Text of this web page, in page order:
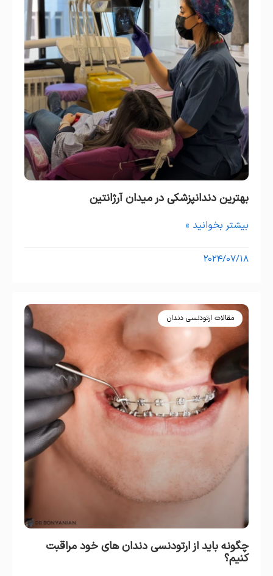
بهترین دندانپزشکی در میدان آرژانتین
بیشتر بخوانید »
۲۰۲۴/۰۷/۱۸
مقالات ارتودنسی دندان
چگونه باید از ارتودنسی دندان های خود مراقبت
کنیم؟